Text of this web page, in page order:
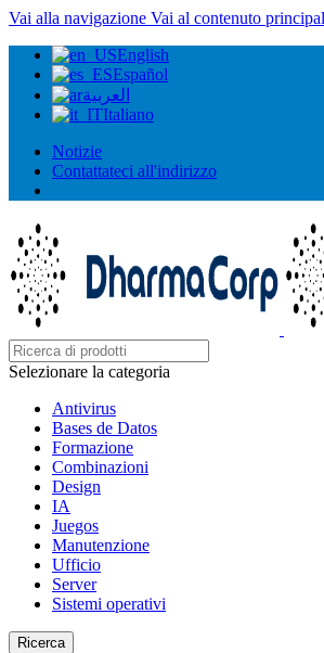
Vai alla navigazione Vai al contenuto
English
Español
العربية
Italiano
Notizie
Contattateci all'indirizzo
Selezionare la categoria
Antivirus
Bases de Datos
Formazione
Combinazioni
Design
IA
Juegos
Manutenzione
Ufficio
Server
Sistemi operativi
Ricerca